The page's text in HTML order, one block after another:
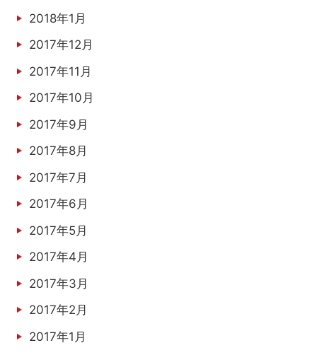
2018年1月
2017年12月
2017年11月
2017年10月
2017年9月
2017年8月
2017年7月
2017年6月
2017年5月
2017年4月
2017年3月
2017年2月
2017年1月